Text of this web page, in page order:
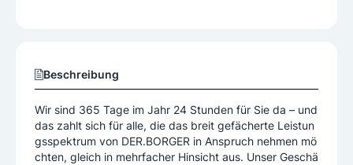
Beschreibung
Wir sind 365 Tage im Jahr 24 Stunden für Sie da – und
das zahlt sich für alle, die das breit gefächerte Leistun
gsspektrum von DER.BORGER in Anspruch nehmen mö
chten, gleich in mehrfacher Hinsicht aus. Unser Geschä